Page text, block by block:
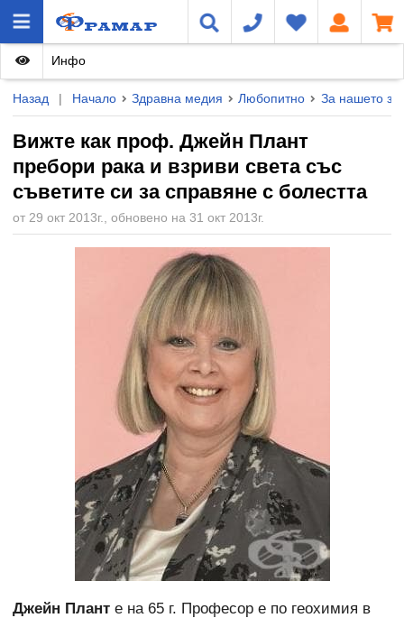
Назад | Начало Здравна медия Любопитно За нашето
Вижте как проф. Джейн Плант
пребори рака и взриви света със
съветите си за справяне с болестта
от 29 окт 2013г., обновено на 31 окт 2013г.
Инфо
Джейн Плант е на 65 г. Професор е по геохимия в